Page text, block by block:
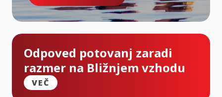
Odpoved potovanj zaradi
razmer na Bližnjem vzhodu
VEČ